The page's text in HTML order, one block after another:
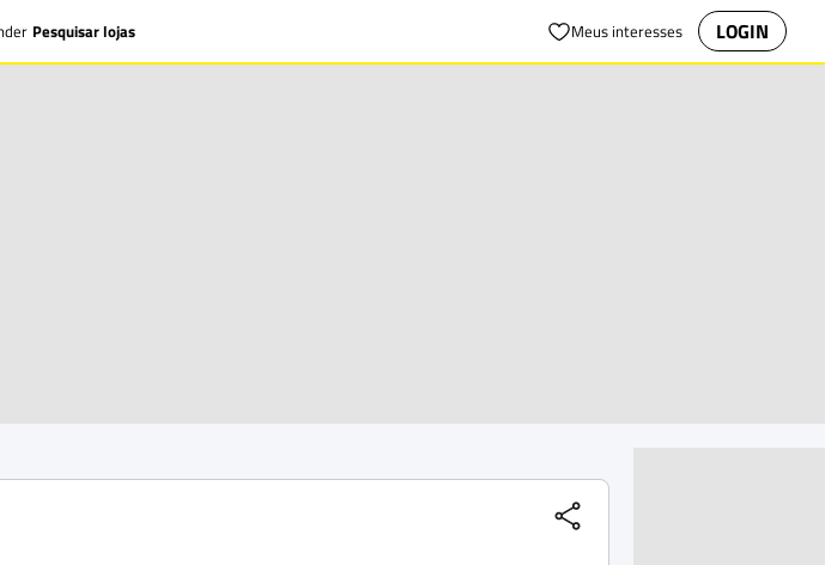
Pesquisar lojas Meus interesses LOGIN